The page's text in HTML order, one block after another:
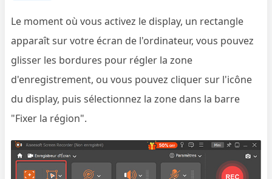
Le moment où vous activez le display, un rectangle
apparaît sur votre écran de l'ordinateur, vous pouvez
glisser les bordures pour régler la zone
d'enregistrement, ou vous pouvez cliquer sur l'icône
du display, puis sélectionnez la zone dans la barre
"Fixer la région".